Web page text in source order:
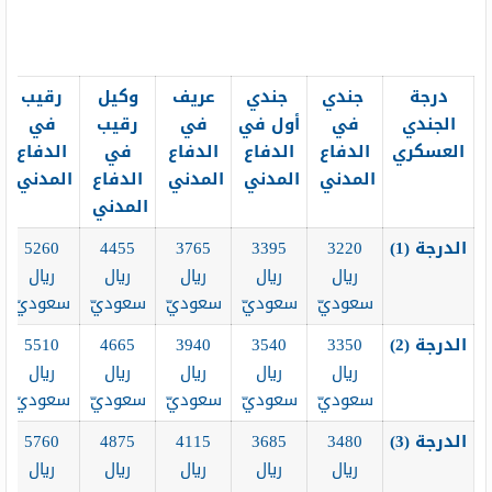
درجة
الجندي
العسكري
جندي
في
الدفاع
المدني
جندي
أول في
الدفاع
المدني
عريف
في
الدفاع
المدني
وكيل
رقيب
في
الدفاع
المدني
رقيب
في
الدفاع
المدني
الدرجة (1 )
3220
ريال
سعوديّ
3395
ريال
سعوديّ
3765
ريال
سعوديّ
4455
ريال
سعوديّ
5260
ريال
سعوديّ
الدرجة (2 )
3350
ريال
سعوديّ
3540
ريال
سعوديّ
3940
ريال
سعوديّ
4665
ريال
سعوديّ
5510
ريال
سعوديّ
الدرجة (3 )
3480
ريال
3685
ريال
4115
ريال
4875
ريال
5760
ريال